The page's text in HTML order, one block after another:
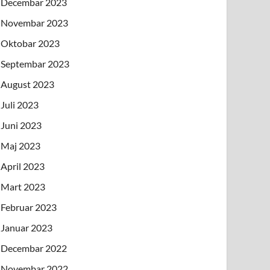
Novembar 2023
Oktobar 2023
Septembar 2023
August 2023
Juli 2023
Juni 2023
Maj 2023
April 2023
Mart 2023
Februar 2023
Januar 2023
Decembar 2022